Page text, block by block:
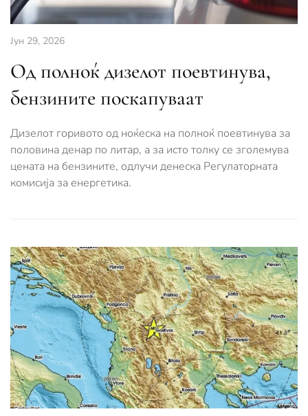
Јун 29, 2026
Oд полноќ дизелот поевтинува,
бензините поскапуваат
Дизелот горивото од ноќеска на полноќ поевтинува за
половина денар по литар, а за исто толку се зголемува
цената на бензините, одлучи денеска Регулаторната
комисија за енергетика.